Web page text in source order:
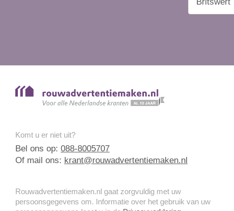
Komt u er niet uit?
Bel ons op: 088-8005707
Of mail ons: krant@rouwadvertentiemaken.nl
Rouwadvertentiemaken.nl gaat zorgvuldig met uw
persoonsgegevens om. Informatie over het gebruik van uw